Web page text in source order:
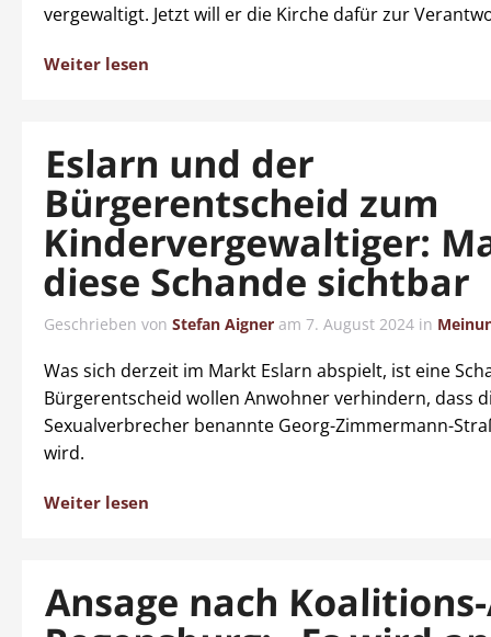
vergewaltigt. Jetzt will er die Kirche dafür zur
Weiter lesen
Eslarn und der
Bürgerentscheid zum
Kindervergewaltiger:
diese Schande sichtbar
Geschrieben von Stefan Aigner am 7. August 2024 in
Was sich derzeit im Markt Eslarn abspielt, ist eine
Bürgerentscheid wollen Anwohner verhindern, dass
Sexualverbrecher benannte Georg-Zimmermann-
wird.
Weiter lesen
Ansage nach